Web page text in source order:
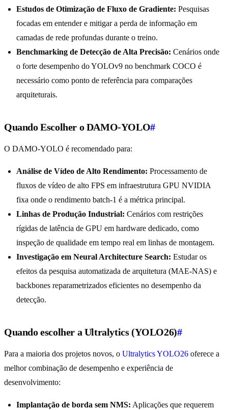
Estudos de Otimização de Fluxo de Gradiente: Pesquisas
focadas em entender e mitigar a perda de informação em
camadas de rede profundas durante o treino.
Benchmarking de Detecção de Alta Precisão: Cenários onde
o forte desempenho do YOLOv9 no benchmark COCO é
necessário como ponto de referência para comparações
arquiteturais.
Quando Escolher o DAMO-YOLO#
O DAMO-YOLO é recomendado para:
Análise de Vídeo de Alto Rendimento: Processamento de
fluxos de vídeo de alto FPS em infraestrutura GPU NVIDIA
fixa onde o rendimento batch-1 é a métrica principal.
Linhas de Produção Industrial: Cenários com restrições
rígidas de latência de GPU em hardware dedicado, como
inspeção de qualidade em tempo real em linhas de montagem.
Investigação em Neural Architecture Search: Estudar os
efeitos da pesquisa automatizada de arquitetura (MAE-NAS) e
backbones reparametrizados eficientes no desempenho da
detecção.
Quando escolher a Ultralytics (YOLO26)#
Para a maioria dos projetos novos, o Ultralytics YOLO26 oferece a
melhor combinação de desempenho e experiência de
desenvolvimento:
Implantação de borda sem NMS: Aplicações que requerem